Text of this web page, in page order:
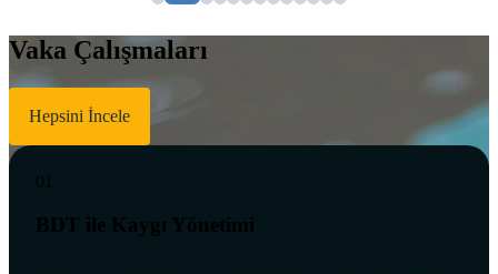
Vaka Çalışmaları
Hepsini İncele
01
BDT ile Kaygı Yönetimi